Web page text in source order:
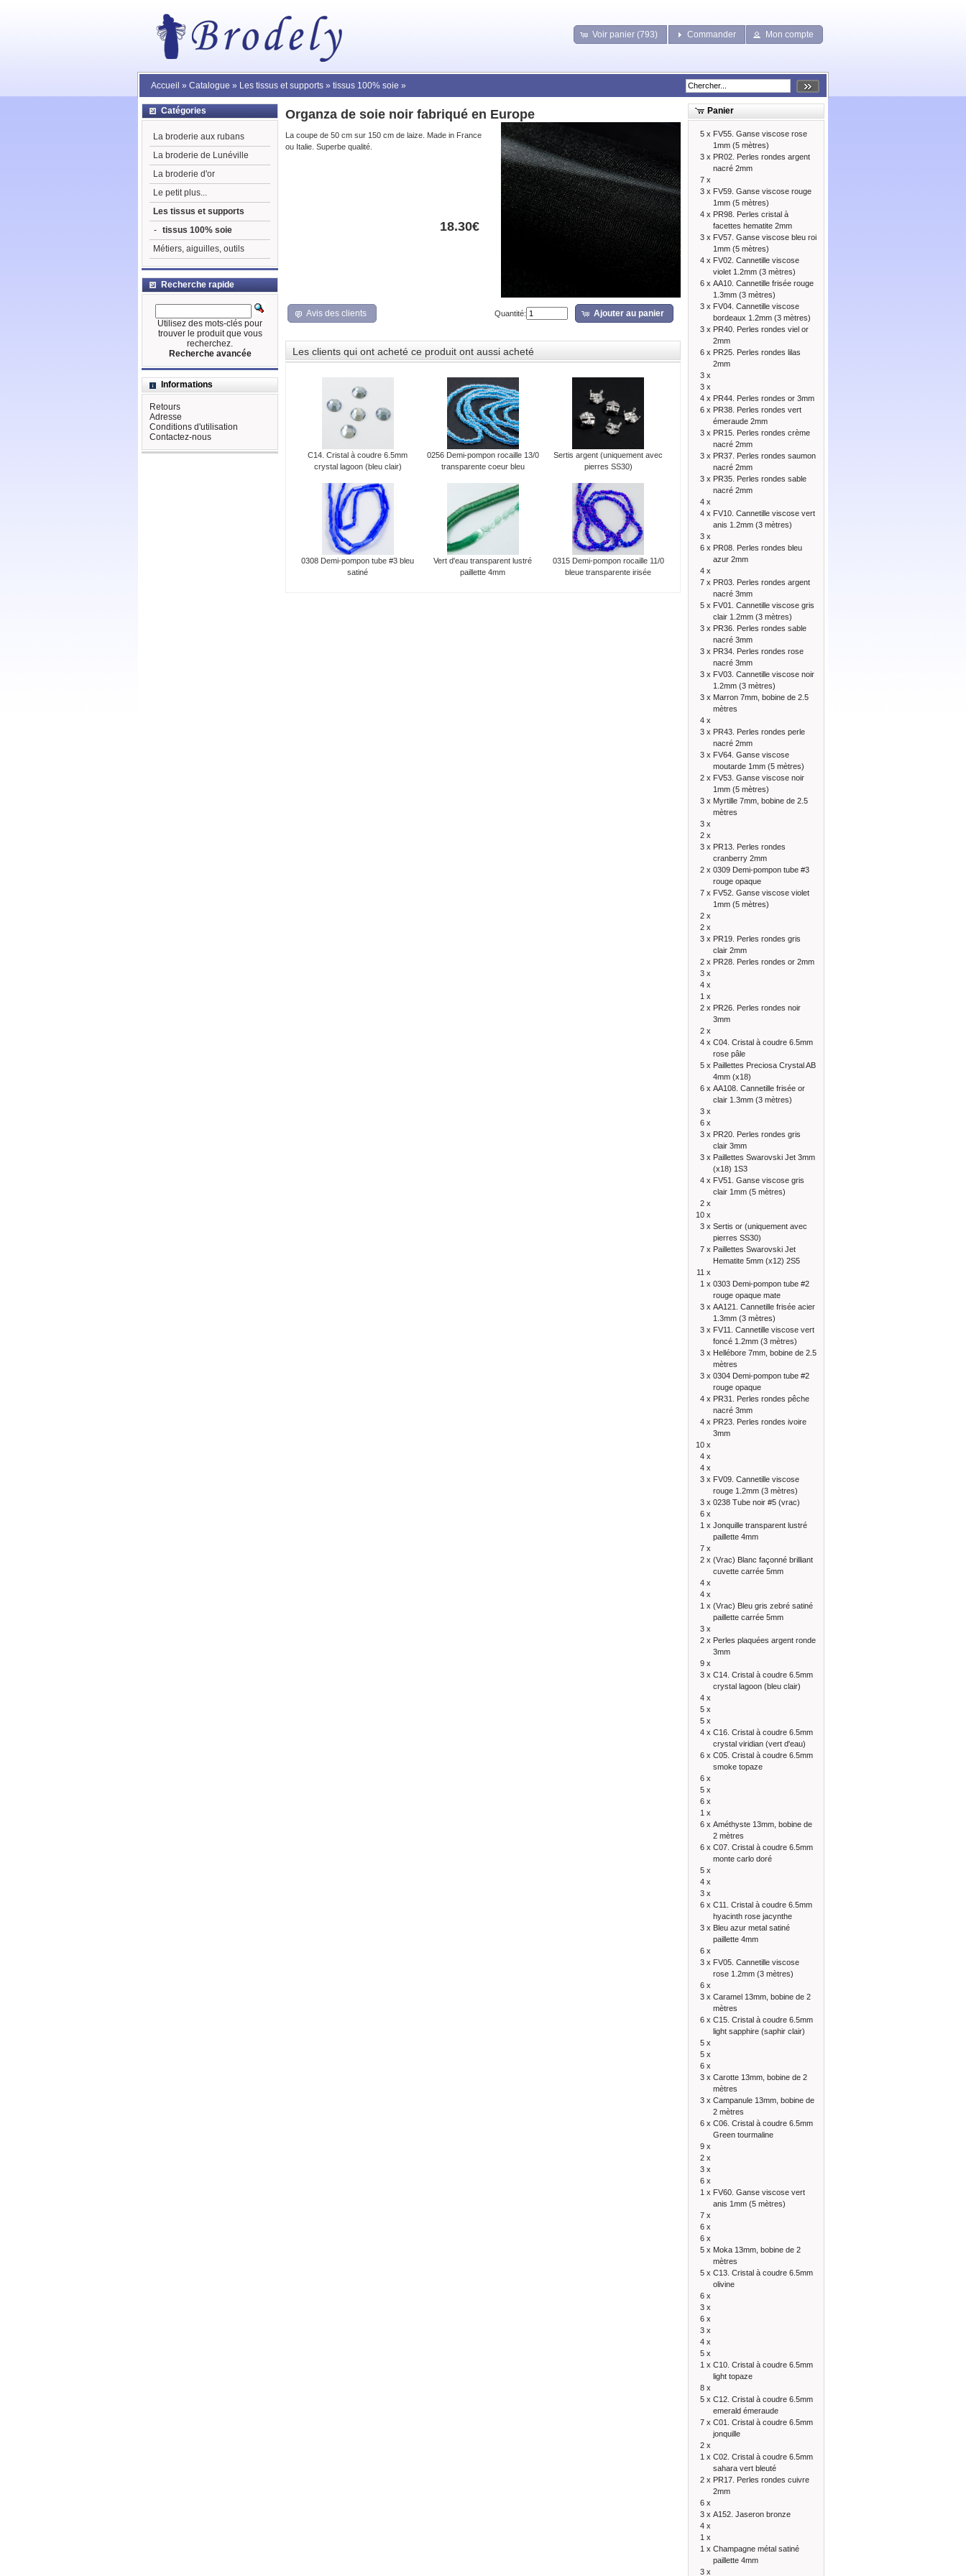
Voir panier (793) Commander Mon compte
Accueil » Catalogue » Les tissus et supports » tissus 100% soie »
Organza de soie noir fabriqué en Europe
La coupe de 50 cm sur 150 cm de laize. Made in France
ou Italie. Superbe qualité.
18.30€
Avis des clients Quantité: Ajouter au panier
Les clients qui ont acheté ce produit ont aussi acheté
C14. Cristal à coudre 6.5mm
crystal lagoon (bleu clair)
0256 Demi-pompon rocaille 13/0
transparente coeur bleu
Sertis argent (uniquement avec
pierres SS30)
0308 Demi-pompon tube #3 bleu
satiné
Vert d'eau transparent lustré
paillette 4mm
0315 Demi-pompon rocaille 11/0
bleue transparente irisée
Catégories
La broderie aux rubans
La broderie de Lunéville
La broderie d'or
Le petit plus...
Les tissus et supports
- tissus 100% soie
Métiers, aiguilles, outils
Recherche rapide
Utilisez des mots-clés pour
trouver le produit que vous
recherchez.
Recherche avancée
Informations
Retours
Adresse
Conditions d'utilisation
Contactez-nous
Panier
5 x FV55. Ganse viscose rose
1mm (5 mètres)
3 x PR02. Perles rondes argent
nacré 2mm
7 x
3 x FV59. Ganse viscose rouge
1mm (5 mètres)
4 x PR98. Perles cristal à
facettes hematite 2mm
3 x FV57. Ganse viscose bleu roi
1mm (5 mètres)
4 x FV02. Cannetille viscose
violet 1.2mm (3 mètres)
6 x AA10. Cannetille frisée rouge
1.3mm (3 mètres)
3 x FV04. Cannetille viscose
bordeaux 1.2mm (3 mètres)
3 x PR40. Perles rondes viel or
2mm
6 x PR25. Perles rondes lilas
2mm
3 x
3 x
4 x PR44. Perles rondes or 3mm
6 x PR38. Perles rondes vert
émeraude 2mm
3 x PR15. Perles rondes crème
nacré 2mm
3 x PR37. Perles rondes saumon
nacré 2mm
3 x PR35. Perles rondes sable
nacré 2mm
4 x
4 x FV10. Cannetille viscose vert
anis 1.2mm (3 mètres)
3 x
6 x PR08. Perles rondes bleu
azur 2mm
4 x
7 x PR03. Perles rondes argent
nacré 3mm
5 x FV01. Cannetille viscose gris
clair 1.2mm (3 mètres)
3 x PR36. Perles rondes sable
nacré 3mm
3 x PR34. Perles rondes rose
nacré 3mm
3 x FV03. Cannetille viscose noir
1.2mm (3 mètres)
3 x Marron 7mm, bobine de 2.5
mètres
4 x
3 x PR43. Perles rondes perle
nacré 2mm
3 x FV64. Ganse viscose
moutarde 1mm (5 mètres)
2 x FV53. Ganse viscose noir
1mm (5 mètres)
3 x Myrtille 7mm, bobine de 2.5
mètres
3 x
2 x
3 x PR13. Perles rondes
cranberry 2mm
2 x 0309 Demi-pompon tube #3
rouge opaque
7 x FV52. Ganse viscose violet
1mm (5 mètres)
2 x
2 x
3 x PR19. Perles rondes gris
clair 2mm
2 x PR28. Perles rondes or 2mm
3 x
4 x
1 x
2 x PR26. Perles rondes noir
3mm
2 x
4 x C04. Cristal à coudre 6.5mm
rose pâle
5 x Paillettes Preciosa Crystal AB
4mm (x18)
6 x AA108. Cannetille frisée or
clair 1.3mm (3 mètres)
3 x
6 x
3 x PR20. Perles rondes gris
clair 3mm
3 x Paillettes Swarovski Jet 3mm
(x18) 1S3
4 x FV51. Ganse viscose gris
clair 1mm (5 mètres)
2 x
10 x
3 x Sertis or (uniquement avec
pierres SS30)
7 x Paillettes Swarovski Jet
Hematite 5mm (x12) 2S5
11 x
1 x 0303 Demi-pompon tube #2
rouge opaque mate
3 x AA121. Cannetille frisée acier
1.3mm (3 mètres)
3 x FV11. Cannetille viscose vert
foncé 1.2mm (3 mètres)
3 x Hellébore 7mm, bobine de 2.5
mètres
3 x 0304 Demi-pompon tube #2
rouge opaque
4 x PR31. Perles rondes pêche
nacré 3mm
4 x PR23. Perles rondes ivoire
3mm
10 x
4 x
4 x
3 x FV09. Cannetille viscose
rouge 1.2mm (3 mètres)
3 x 0238 Tube noir #5 (vrac)
6 x
1 x Jonquille transparent lustré
paillette 4mm
7 x
2 x (Vrac) Blanc façonné brilliant
cuvette carrée 5mm
4 x
4 x
1 x (Vrac) Bleu gris zebré satiné
paillette carrée 5mm
3 x
2 x Perles plaquées argent ronde
3mm
9 x
3 x C14. Cristal à coudre 6.5mm
crystal lagoon (bleu clair)
4 x
5 x
5 x
4 x C16. Cristal à coudre 6.5mm
crystal viridian (vert d'eau)
6 x C05. Cristal à coudre 6.5mm
smoke topaze
6 x
5 x
6 x
1 x
6 x Améthyste 13mm, bobine de
2 mètres
6 x C07. Cristal à coudre 6.5mm
monte carlo doré
5 x
4 x
3 x
6 x C11. Cristal à coudre 6.5mm
hyacinth rose jacynthe
3 x Bleu azur metal satiné
paillette 4mm
6 x
3 x FV05. Cannetille viscose
rose 1.2mm (3 mètres)
6 x
3 x Caramel 13mm, bobine de 2
mètres
6 x C15. Cristal à coudre 6.5mm
light sapphire (saphir clair)
5 x
5 x
6 x
3 x Carotte 13mm, bobine de 2
mètres
3 x Campanule 13mm, bobine de
2 mètres
6 x C06. Cristal à coudre 6.5mm
Green tourmaline
9 x
2 x
3 x
6 x
1 x FV60. Ganse viscose vert
anis 1mm (5 mètres)
7 x
6 x
6 x
5 x Moka 13mm, bobine de 2
mètres
5 x C13. Cristal à coudre 6.5mm
olivine
6 x
3 x
6 x
3 x
4 x
5 x
1 x C10. Cristal à coudre 6.5mm
light topaze
8 x
5 x C12. Cristal à coudre 6.5mm
emerald émeraude
7 x C01. Cristal à coudre 6.5mm
jonquille
2 x
1 x C02. Cristal à coudre 6.5mm
sahara vert bleuté
2 x PR17. Perles rondes cuivre
2mm
6 x
3 x A152. Jaseron bronze
4 x
1 x
1 x Champagne métal satiné
paillette 4mm
3 x